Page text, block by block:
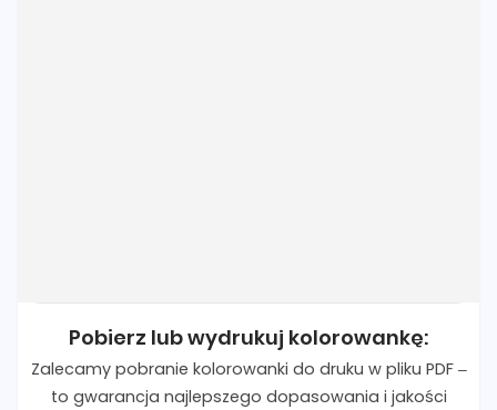
Pobierz lub wydrukuj kolorowankę:
Zalecamy pobranie kolorowanki do druku w pliku PDF –
to gwarancja najlepszego dopasowania i jakości